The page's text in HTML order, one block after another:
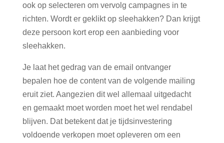
ook op selecteren om vervolg campagnes in te
richten. Wordt er geklikt op sleehakken? Dan krijgt
deze persoon kort erop een aanbieding voor
sleehakken.
Je laat het gedrag van de email ontvanger
bepalen hoe de content van de volgende mailing
eruit ziet. Aangezien dit wel allemaal uitgedacht
en gemaakt moet worden moet het wel rendabel
blijven. Dat betekent dat je tijdsinvestering
voldoende verkopen moet opleveren om een